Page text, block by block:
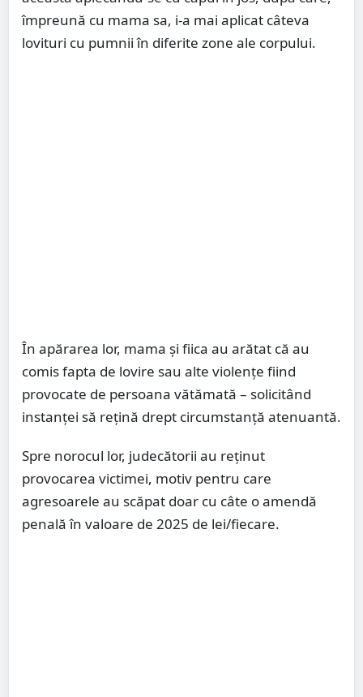
împreună cu mama sa, i-a mai aplicat câteva
lovituri cu pumnii în diferite zone ale corpului.
În apărarea lor, mama și fiica au arătat că au
comis fapta de lovire sau alte violențe fiind
provocate de persoana vătămată – solicitând
instanței să rețină drept circumstanță atenuantă.
Spre norocul lor, judecătorii au reținut
provocarea victimei, motiv pentru care
agresoarele au scăpat doar cu câte o amendă
penală în valoare de 2025 de lei/fiecare.